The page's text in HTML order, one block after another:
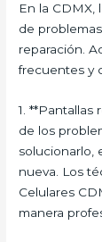
En la CDMX,
de
reparación.
frecuentes y
1. **Pantallas
de los
solucionarlo,
nueva. Los
Celulares
manera